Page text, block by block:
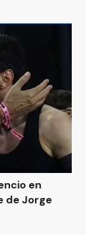
en
de Jorge